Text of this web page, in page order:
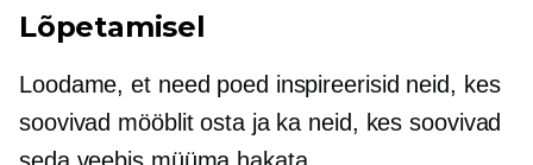
Lõpetamisel
Loodame, et need poed inspireerisid neid, kes
soovivad mööblit osta ja ka neid, kes soovivad